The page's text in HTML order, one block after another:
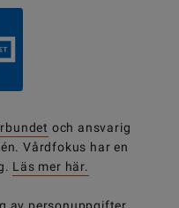
och ansvarig
Vårdfokus har en
Läs mer här.